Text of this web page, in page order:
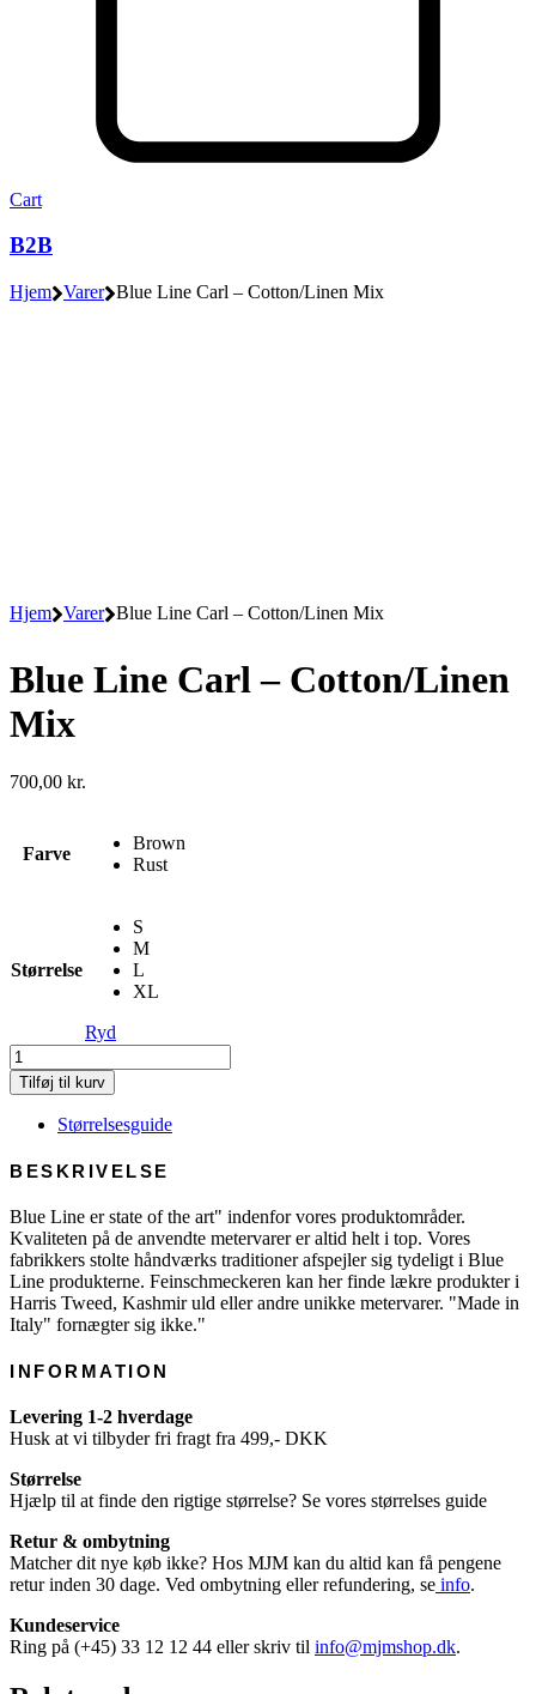
Cart
B2B
Hjem Varer Blue Line Carl – Cotton/Linen Mix
Hjem Varer Blue Line Carl – Cotton/Linen Mix
Blue Line Carl – Cotton/Linen
Mix
700,00 kr.
Farve
Brown
Rust
Størrelse
S
M
L
XL
Ryd
Blue
Line
Carl
Cotton/Linen
Mix
antal
Tilføj til kurv
Størrelsesguide
BESKRIVELSE
Blue Line er state of the art" indenfor vores produktområder.
Kvaliteten på de anvendte metervarer er altid helt i top. Vores
fabrikkers stolte håndværks traditioner afspejler sig tydeligt i Blue
Line produkterne. Feinschmeckeren kan her finde lækre produkter i
Harris Tweed, Kashmir uld eller andre unikke metervarer. "Made in
Italy" fornægter sig ikke."
INFORMATION
Levering 1-2 hverdage
Husk at vi tilbyder fri fragt fra 499,- DKK
Størrelse
Hjælp til at finde den rigtige størrelse? Se vores størrelses guide
Retur & ombytning
Matcher dit nye køb ikke? Hos MJM kan du altid kan få pengene
retur inden 30 dage. Ved ombytning eller refundering, se info.
Kundeservice
Ring på (+45) 33 12 12 44 eller skriv til info@mjmshop.dk.